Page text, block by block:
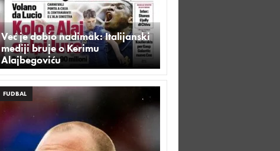
Već je dobio nadimak: Italijanski
mediji bruje o Kerimu
Alajbegoviću
FUDBAL